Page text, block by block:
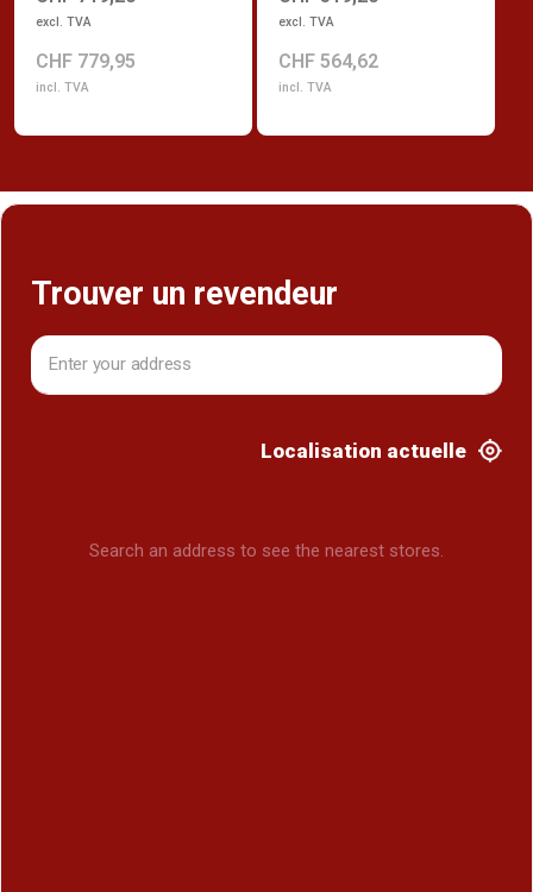
excl. TVA
CHF 779,95
incl. TVA
excl. TVA
CHF 564,62
incl. TVA
Trouver un revendeur
Localisation actuelle
Search an address to see the nearest stores.